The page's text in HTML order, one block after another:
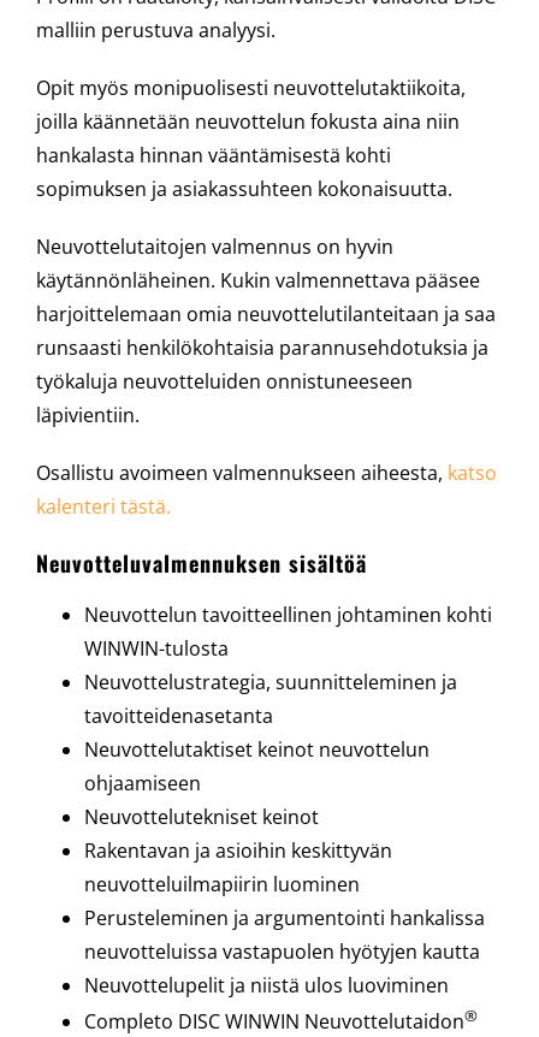
malliin perustuva analyysi.
Opit myös monipuolisesti neuvottelutaktiikoita,
joilla käännetään neuvottelun fokusta aina niin
hankalasta hinnan vääntämisestä kohti
sopimuksen ja asiakassuhteen kokonaisuutta.
Neuvottelutaitojen valmennus on hyvin
käytännönläheinen. Kukin valmennettava pääsee
harjoittelemaan omia neuvottelutilanteitaan ja saa
runsaasti henkilökohtaisia parannusehdotuksia ja
työkaluja neuvotteluiden onnistuneeseen
läpivientiin.
Osallistu avoimeen valmennukseen aiheesta, katso
kalenteri tästä.
Neuvotteluvalmennuksen sisältöä
Neuvottelun tavoitteellinen johtaminen kohti
WINWIN-tulosta
Neuvottelustrategia, suunnitteleminen ja
tavoitteidenasetanta
Neuvottelutaktiset keinot neuvottelun
ohjaamiseen
Neuvottelutekniset keinot
Rakentavan ja asioihin keskittyvän
neuvotteluilmapiirin luominen
Perusteleminen ja argumentointi hankalissa
neuvotteluissa vastapuolen hyötyjen kautta
Neuvottelupelit ja niistä ulos luoviminen
Completo DISC WINWIN Neuvottelutaidon®